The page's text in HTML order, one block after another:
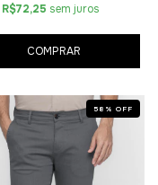
R$72,25 sem juros
COMPRAR
58 % OFF